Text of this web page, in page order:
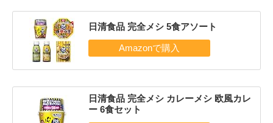
日清食品 完全メシ 5食アソート
日清食品 完全メシ カレーメシ 欧風カレ
ー 6食セット